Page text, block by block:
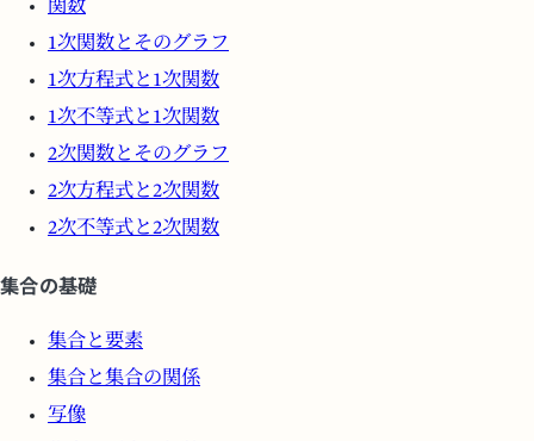
関数
1次関数とそのグラフ
1次方程式と1次関数
1次不等式と1次関数
2次関数とそのグラフ
2次方程式と2次関数
2次不等式と2次関数
集合の基礎
集合と要素
集合と集合の関係
写像